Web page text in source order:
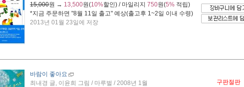
15,000원 → 13,500원(10%할인) / 마일리지 750원(5% 적립)
*지금 주문하면 "8월 11일 출고" 예상(출고후 1~2일 이내 수령)
2013년 01월 23일에 저장
바람이 좋아요
최내경 글, 이윤희 그림 / 마루벌 / 2008년 1월
구판절판